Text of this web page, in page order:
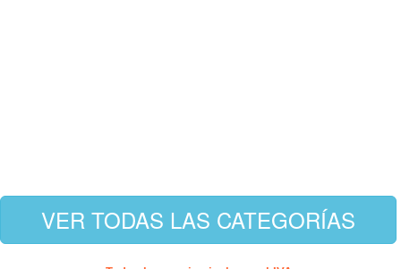
VER TODAS LAS CATEGORÍAS